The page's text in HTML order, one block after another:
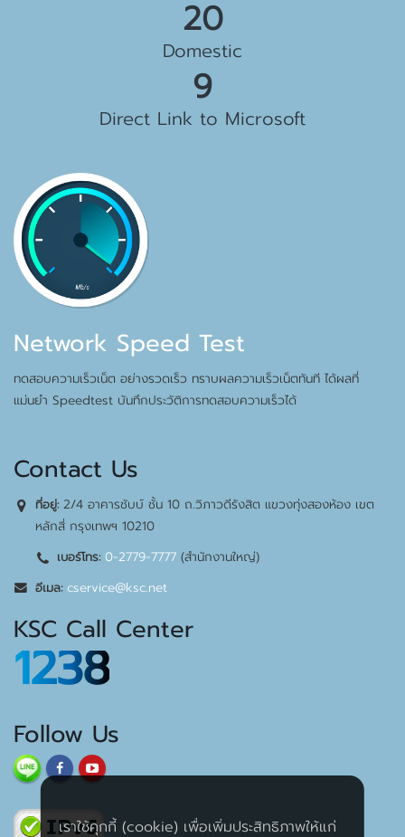
23 Gbps
Domestic
10 Gbps
Direct Link to Microsoft
Network Speed Test
ทดสอบความเร็วเน็ต อย่างรวดเร็ว ทราบผลความเร็วเน็ตทันที ได้ผลที่
แม่นยำ Speedtest บันทึกประวัติการทดสอบความเร็วได้
Contact Us
ที่อยู่:2/4 อาคารชับบ์ ชั้น 10 ถ.วิภาวดีรังสิต แขวงทุ่งสองห้อง เขต
หลักสี่ กรุงเทพฯ 10210
เบอร์โทร: 0-2779-7777 (สำนักงานใหญ่)
อีเมล: cservice@ksc.net
KSC Call Center
1238
Follow Us
เราใช้คุกกี้ (cookie) เพื่อเพิ่มประสิทธิภาพให้แก่